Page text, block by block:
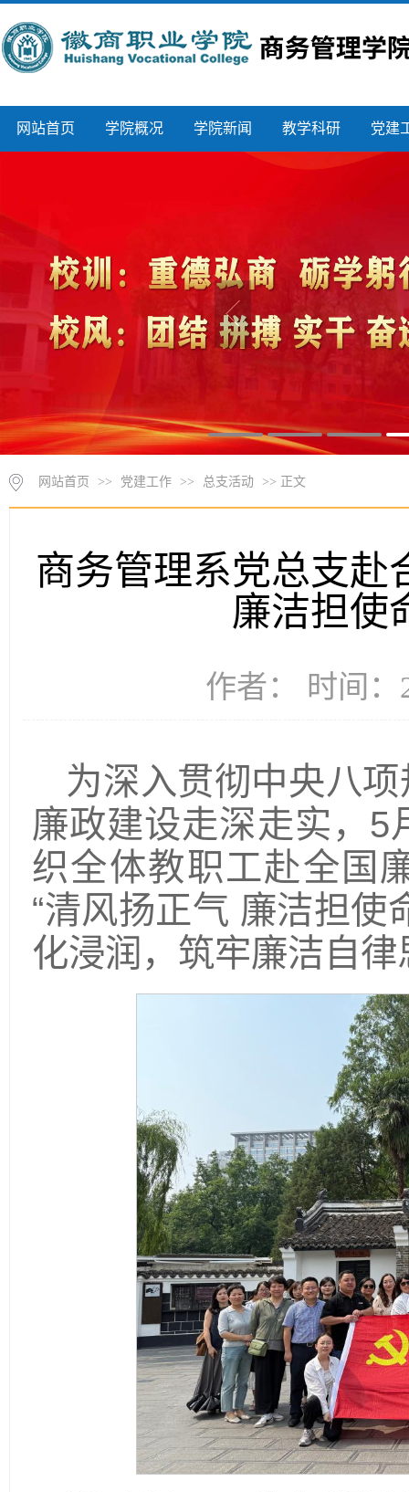
网站首页 学院概况 学院新闻 教学科研 党建
网站首页 >> 党建工作 >> 总支活动 >> 正文
商务管理系党总支赴
廉洁担使
作者： 时间：
为深入贯彻中央八
廉政建设走深走实，5
织全体教职工赴全国
“清风扬正气 廉洁担使
化浸润，筑牢廉洁自